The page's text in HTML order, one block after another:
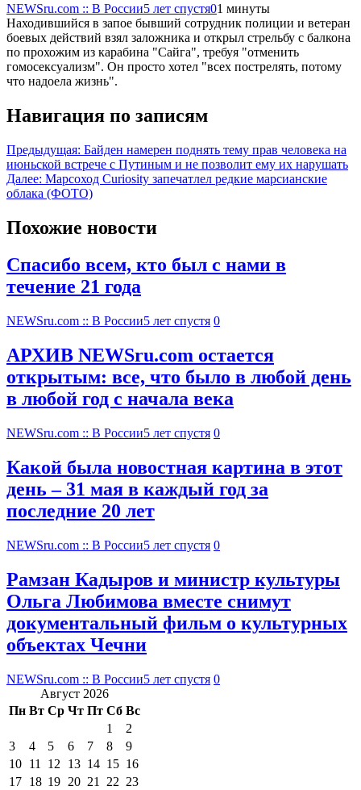
NEWSru.com :: В России5 лет спустя01 минуты
Находившийся в запое бывший сотрудник полиции и ветеран
боевых действий взял заложника и открыл стрельбу с балкона
по прохожим из карабина "Сайга", требуя "отменить
гомосексуализм". Он просто хотел "всех пострелять, потому
что надоела жизнь".
Навигация по записям
Предыдущая: Байден намерен поднять тему прав человека на
июньской встрече с Путиным и не позволит ему их нарушать
Далее: Марсоход Curiosity запечатлел редкие марсианские
облака (ФОТО)
Похожие новости
Спасибо всем, кто был с нами в
течение 21 года
NEWSru.com :: В России5 лет спустя 0
АРХИВ NEWSru.com остается
открытым: все, что было в любой день
в любой год с начала века
NEWSru.com :: В России5 лет спустя 0
Какой была новостная картина в этот
день – 31 мая в каждый год за
последние 20 лет
NEWSru.com :: В России5 лет спустя 0
Рамзан Кадыров и министр культуры
Ольга Любимова вместе снимут
документальный фильм о культурных
объектах Чечни
NEWSru.com :: В России5 лет спустя 0
Август 2026
Пн Вт Ср Чт Пт Сб Вс
1
2
3
4 5 6 7 8
9
10 11 12 13 14 15 16
17 18 19 20 21 22 23